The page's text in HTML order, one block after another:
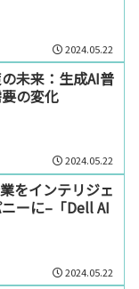
2024.05.22
未来：生成AI普
の変化
2024.05.22
をインテリジェ
ーに–「Dell AI
2024.05.22